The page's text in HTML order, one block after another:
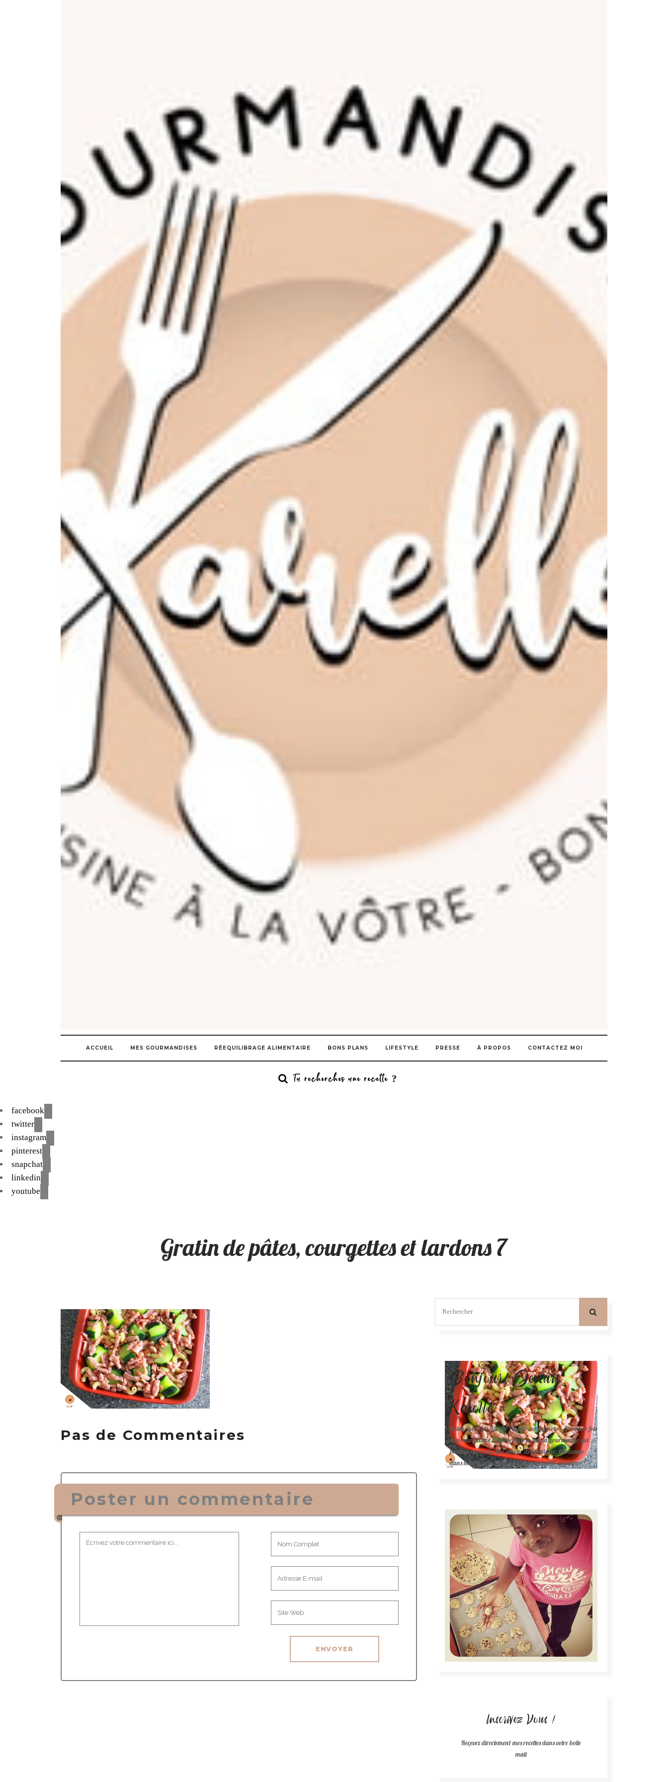
ACCUEIL MES GOURMANDISES RÉEQUILIBRAGE ALIMENTAIRE BONS PLANS LIFESTYLE PRESSE À PROPOS CONTACTEZ MOI
facebook
twitter
instagram
pinterest
snapchat
linkedin
youtube
Gratin de pâtes, courgettes et lardons 7
Pas de Commentaires
Poster un commentaire
Bonjour! Je suis
Karelle.
Salut, moi c'est Karelle (la fille sur la photo ). Première fois
dans ma cuisine ? Sachez que je suis la gourmande qui
partage avec vous son amour de la cuisine. Bienvenue
dans mon monde mais surtout bon appétit en avance !
Inscrivez Vous !
Reçevez directement mes recettes dans votre boîte
mail